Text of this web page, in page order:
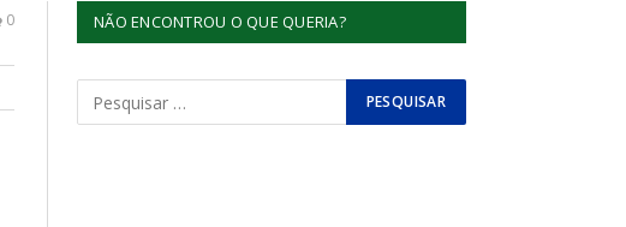
0 NÃO ENCONTROU O QUE QUERIA?